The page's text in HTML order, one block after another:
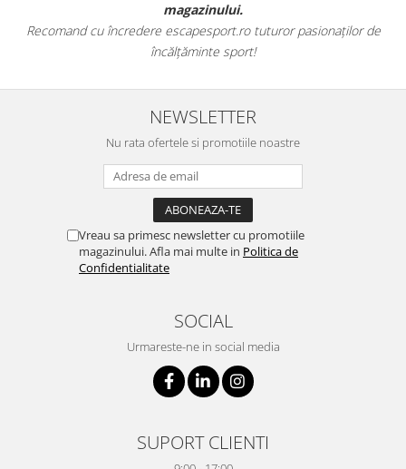
magazinului.
Recomand cu încredere escapesport.ro tuturor pasionaților de
încălțăminte sport!
NEWSLETTER
Nu rata ofertele si promotiile noastre
Vreau sa primesc newsletter cu promotiile
magazinului. Afla mai multe in Politica de
Confidentialitate
SOCIAL
Urmareste-ne in social media
SUPORT CLIENTI